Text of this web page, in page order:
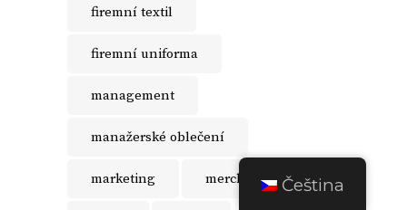
firemní textil
firemní uniforma
management
manažerské oblečení
marketing merch Čeština